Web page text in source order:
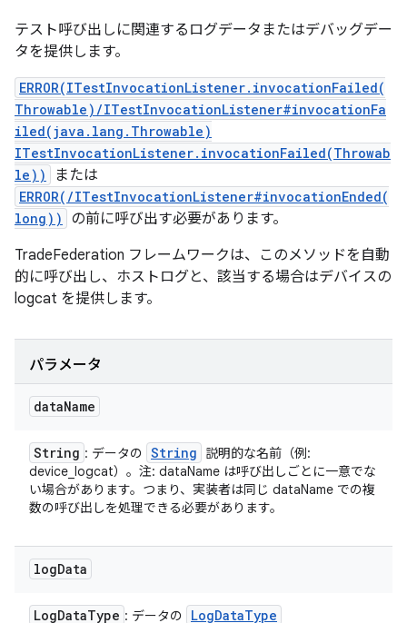
テスト呼び出しに関連するログデータまたはデバッグデー
タを提供します。
ERROR(ITestInvocationListener.invocationFailed(
Throwable)/ITestInvocationListener#invocationFa
iled(java.lang.Throwable)
ITestInvocationListener.invocationFailed(Throwab
le))
または
ERROR(/ITestInvocationListener#invocationEnded(
long))
の前に呼び出す必要があります。
TradeFederation フレームワークは、このメソッドを自動
的に呼び出し、ホストログと、該当する場合はデバイスの
logcat を提供します。
パラメータ
dataName
String : データの String
説明的な名前（例:
device_logcat）。注: dataName は呼び出しごとに一意でな
い場合があります。つまり、実装者は同じ dataName での複
数の呼び出しを処理できる必要があります。
logData
LogDataType : データの LogDataType